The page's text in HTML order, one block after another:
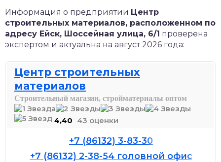
Информация о предприятии Центр
строительных материалов, расположенном по
адресу Ейск, Шоссейная улица, 6/1 проверена
экспертом и актуальна на август 2026 года:
Центр строительных
материалов
Строительный магазин, стройматериалы оптом
4,40 43 оценки
+7 (86132) 3-83-30
+7 (86132) 2-38-54 головной офис